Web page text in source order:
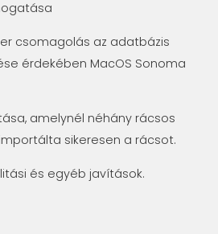
csomagolás az adatbázis
érdekében MacOS Sonoma
amelynél néhány rácsos
sikeresen a rácsot.
és egyéb javítások.